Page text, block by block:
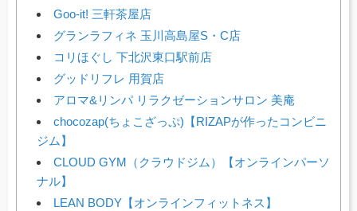
Goo-it! 三軒茶屋店
グランラフィネ 玉川高島屋S・C店
コリほぐし 下北沢東口駅前店
グッドリフレ 用賀店
アロマ&リンパ リラクゼーションサロン 美庵
chocozap(ちょこざっぷ)【RIZAPが作ったコンビニ
ジム】
CLOUD GYM（クラウドジム）【オンラインパーソ
ナル】
LEAN BODY【オンラインフィットネス】